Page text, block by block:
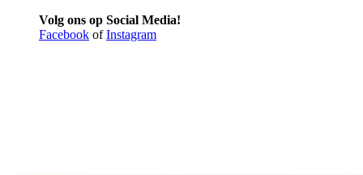
Volg ons op Social Media!
Facebook ofInstagram